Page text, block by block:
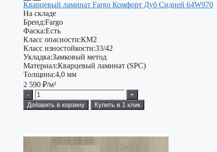
Кварцевый ламинат Fargo Комфорт Дуб Сидней 64W970
На складе
Бренд:Fargo
Фаска:Есть
Класс опасности:КМ2
Класс изностойкости:33/42
Укладка:Замковый метод
Материал:Кварцевый ламинат (SPC)
Толщина:4,0 мм
2 590 ₽/м²
-
+
Добавить в корзину
Купить в 1 клик